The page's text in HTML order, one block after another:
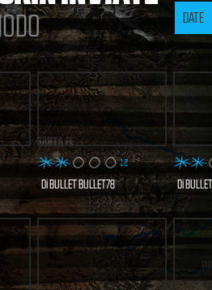
DATE
15 VISITE
SCOPRI E VOTA
ORA
12
DiBULLET BULLET78 Di